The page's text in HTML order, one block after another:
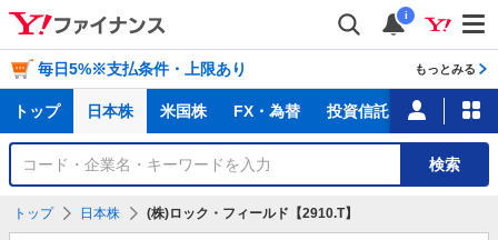
i
毎日5%※支払条件・上限あり もっとみる
サ
トップ 日本株 米国株 FX・為替 投資信託 ニュース
銘
検
検索
トップ 日本株 (株)ロック・フィールド【2910.T】